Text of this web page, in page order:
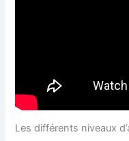
Les différents niveaux